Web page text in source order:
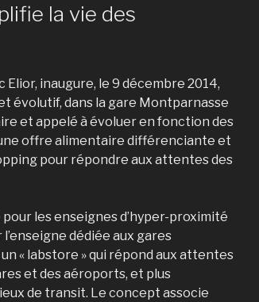
la vie des
inaugure, le 9 décembre 2014,
évolutif, dans la gare Montparnasse
et appelé à évoluer en fonction des
offre alimentaire différenciante et
pour répondre aux attentes des
les enseignes d’hyper-proximité
l’enseigne dédiée aux gares
« labstore » qui répond aux attentes
et des aéroports, et plus
de transit. Le concept associe